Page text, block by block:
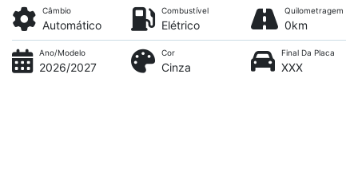
Câmbio
Automático
Combustível
Elétrico
Quilometragem
0km
Ano/Modelo
2026/2027
Cor
Cinza
Final Da Placa
XXX